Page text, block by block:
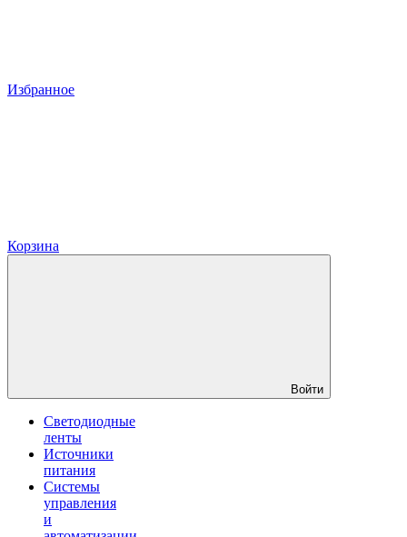
Избранное
Корзина
Войти
Светодиодные
ленты
Источники
питания
Системы
управления
и